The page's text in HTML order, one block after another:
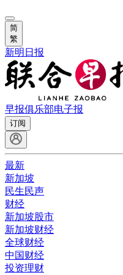
简
繁
新明日报
早报俱乐部电子报
订阅
最新
新加坡
民生民声
财经
新加坡股市
新加坡财经
全球财经
中国财经
投资理财